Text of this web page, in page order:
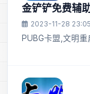
金铲铲免费辅
2023-11-28
PUBG卡盟,文明